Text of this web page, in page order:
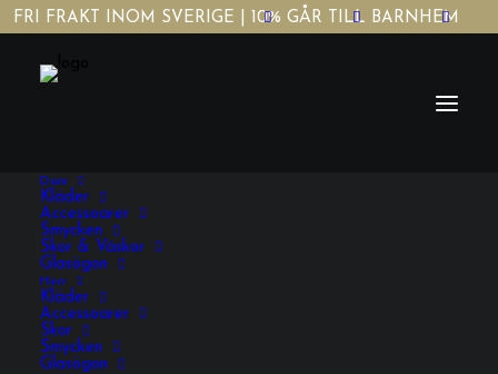
FRI FRAKT INOM SVERIGE | 10% GÅR TILL BARNHEM
Dam
Kläder
Accessoarer
Smycken
Skor & Väskor
Glasögon
Herr
Kläder
Accessoarer
Skor
Smycken
Glasögon
Pojk Accessoarer